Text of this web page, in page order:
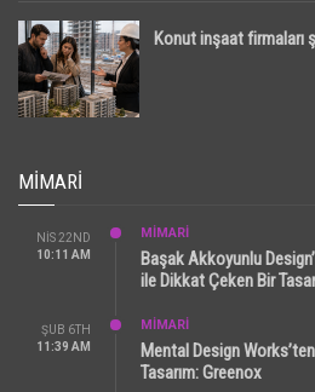
Konut inşaat firmaları
MIMARI
NIS 22ND
10:11 AM
MİMARİ
Başak Akkoyunlu
ile Dikkat Çeken Bir
ŞUB 6TH
11:39 AM
MİMARİ
Mental Design
Tasarım: Greenox